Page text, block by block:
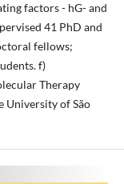
factors - hG- and
41 PhD and
fellows;
f)
Therapy
University of São